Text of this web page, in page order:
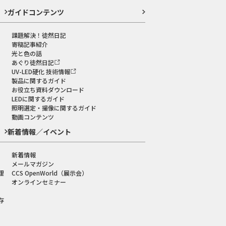
ガイドコンテンツ
課題解決！徒然日記
寄稿記事紹介
光と色の話
あぐり徒然日記
UV-LED硬化 技術情報
製品に関するガイド
お役立ち資料ダウンロード
LEDに関するガイド
照明選定・撮像に関するガイド
動画コンテンツ
新着情報／イベント
新着情報
メールマガジン
CCS OpenWorld（展示会）
オンラインセミナー